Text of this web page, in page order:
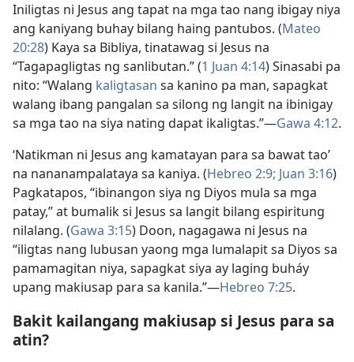
Iniligtas ni Jesus ang tapat na mga tao nang ibigay niya
ang kaniyang buhay bilang haing pantubos. (Mateo
20:28) Kaya sa Bibliya, tinatawag si Jesus na
“Tagapagligtas ng sanlibutan.” (1 Juan 4:14) Sinasabi pa
nito: “Walang kaligtasan sa kanino pa man, sapagkat
walang ibang pangalan sa silong ng langit na ibinigay
sa mga tao na siya nating dapat ikaligtas.”—Gawa 4:12.
‘Natikman ni Jesus ang kamatayan para sa bawat tao’
na nananampalataya sa kaniya. (Hebreo 2:9; Juan 3:16)
Pagkatapos, “ibinangon siya ng Diyos mula sa mga
patay,” at bumalik si Jesus sa langit bilang espiritung
nilalang. (Gawa 3:15) Doon, nagagawa ni Jesus na
“iligtas nang lubusan yaong mga lumalapit sa Diyos sa
pamamagitan niya, sapagkat siya ay laging buháy
upang makiusap para sa kanila.”—Hebreo 7:25.
Bakit kailangang makiusap si Jesus para sa
atin?